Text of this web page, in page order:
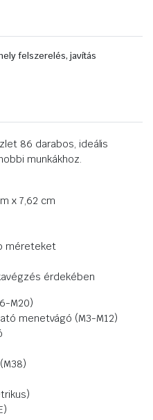
felszerelés, javítás
86 darabos, ideális
munkákhoz.
x 7,62 cm
méreteket
érdekében
M20)
menetvágó (M3-M12)